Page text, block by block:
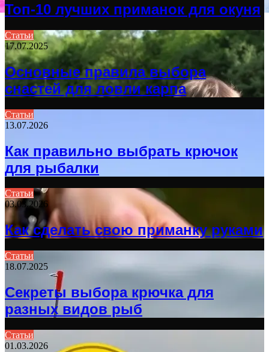
Топ-10 лучших приманок для окуня
Статьи
17.07.2025
Основные правила выбора
снастей для ловли карпа
Статьи
13.07.2026
Как правильно выбрать крючок
для рыбалки
Статьи
03.03.2026
Как сделать свою приманку руками
Статьи
18.07.2025
Секреты выбора крючка для
разных видов рыб
Статьи
01.03.2026